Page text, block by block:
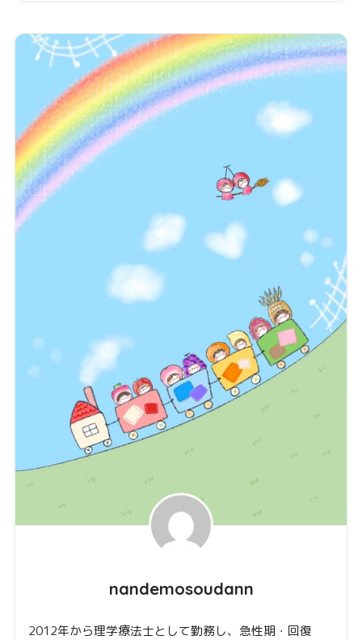
nandemosoudann
2012年から理学療法士として勤務し、急性期・回復